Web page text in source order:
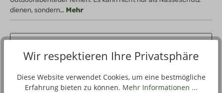
dienen, sondern… Mehr
Vorschau
Wir respektieren Ihre Privatsphäre
Diese Website verwendet Cookies, um eine bestmögliche
Erfahrung bieten zu können. Mehr Informationen ...